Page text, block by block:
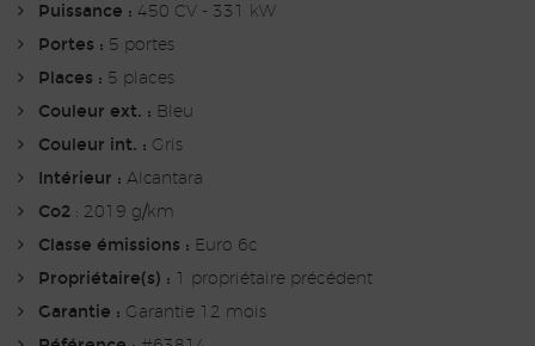
Puissance : 450 CV - 331 kW
Portes : 5 portes
Places : 5 places
Couleur ext. : Bleu
Couleur int. : Gris
Intérieur : Alcantara
Co2 : 2019 g/km
Classe émissions : Euro 6c
Propriétaire(s) : 1 propriétaire précédent
Garantie : Garantie 12 mois